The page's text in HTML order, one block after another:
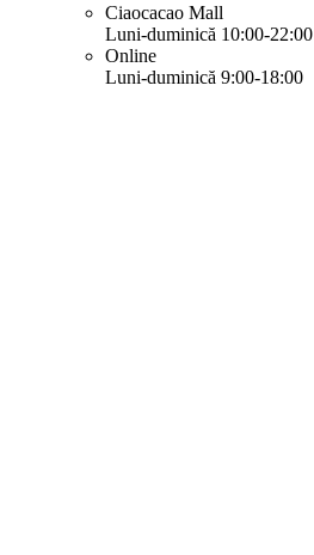
Ciaocacao Mall
Luni-duminică 10:00-22:00
Online
Luni-duminică 9:00-18:00